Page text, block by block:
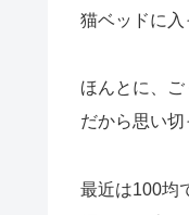
猫ベッドに入
ほんとに、ご
だから思い切
最近は100均